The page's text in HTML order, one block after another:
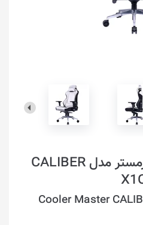
صندلی گیمینگ کولرمستر مدل CALIBER
Cooler Master